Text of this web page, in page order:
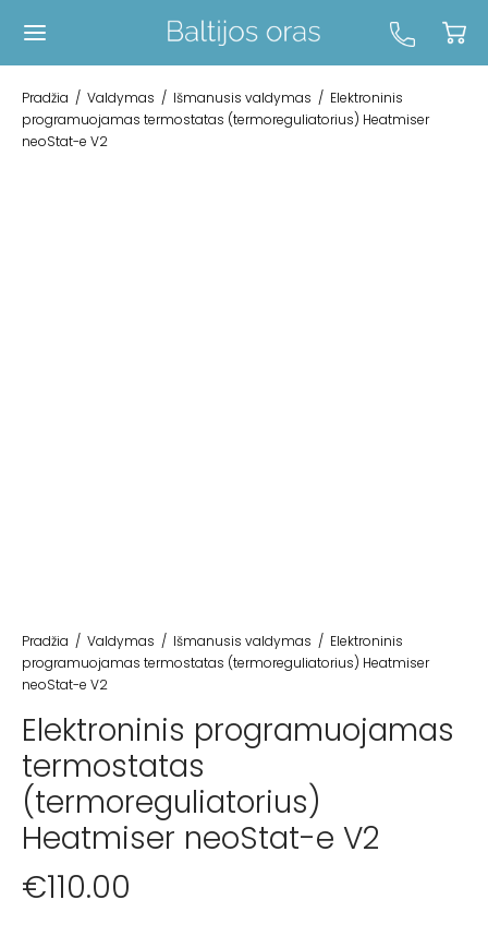
Pradžia / Valdymas / Išmanusis valdymas / Elektroninis
programuojamas termostatas (termoreguliatorius) Heatmiser
neoStat-e V2
Pradžia / Valdymas / Išmanusis valdymas / Elektroninis
programuojamas termostatas (termoreguliatorius) Heatmiser
neoStat-e V2
Elektroninis programuojamas
termostatas
(termoreguliatorius)
Heatmiser neoStat-e V2
€110.00